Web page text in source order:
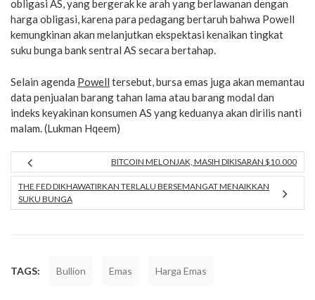
obligasi AS, yang bergerak ke arah yang berlawanan dengan
harga obligasi, karena para pedagang bertaruh bahwa Powell
kemungkinan akan melanjutkan ekspektasi kenaikan tingkat
suku bunga bank sentral AS secara bertahap.
Selain agenda Powell tersebut, bursa emas juga akan memantau
data penjualan barang tahan lama atau barang modal dan
indeks keyakinan konsumen AS yang keduanya akan dirilis nanti
malam. (Lukman Hqeem)
BITCOIN MELONJAK, MASIH DIKISARAN $10.000
THE FED DIKHAWATIRKAN TERLALU BERSEMANGAT MENAIKKAN
SUKU BUNGA
TAGS: Bullion Emas Harga Emas